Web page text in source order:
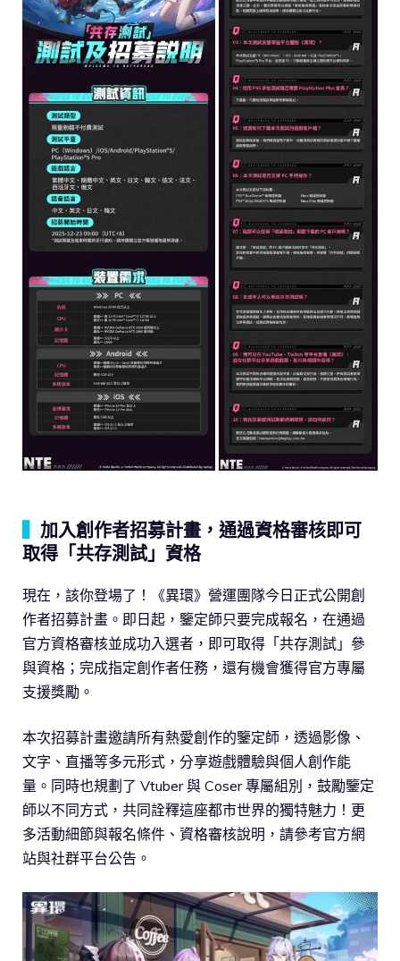
加入創作者招募計畫，通過資格審核即可
取得「共存測試」資格
現在，該你登場了！《異環》營運團隊今日正式公開創
作者招募計畫。即日起，鑒定師只要完成報名，在通過
官方資格審核並成功入選者，即可取得「共存測試」參
與資格；完成指定創作者任務，還有機會獲得官方專屬
支援獎勵。
本次招募計畫邀請所有熱愛創作的鑒定師，透過影像、
文字、直播等多元形式，分享遊戲體驗與個人創作能
量。同時也規劃了 Vtuber 與 Coser 專屬組別，鼓勵鑒定
師以不同方式，共同詮釋這座都市世界的獨特魅力！更
多活動細節與報名條件、資格審核說明，請參考官方網
站與社群平台公告。